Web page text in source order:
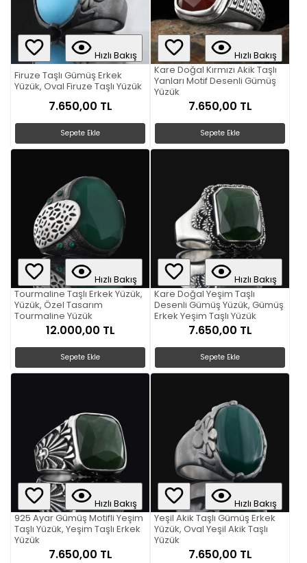
Hızlı Bakış
Firuze Taşlı Gümüş Erkek
Yüzük, Oval Firuze Taşlı Yüzük
7.650,00 TL
Sepete Ekle
Hızlı Bakış
Kare Doğal Kırmızı Akik Taşlı
Yanları Motif Desenli Gümüş
Yüzük
7.650,00 TL
Sepete Ekle
Hızlı Bakış
Tourmaline Taşlı Erkek Yüzük,
Yüzük, Özel Tasarım
Tourmaline Yüzük
12.000,00 TL
Sepete Ekle
Hızlı Bakış
Kare Doğal Yeşim Taşlı
Desenli Gümüş Yüzük, Gümüş
Erkek Yeşim Taşlı Yüzük
7.650,00 TL
Sepete Ekle
Hızlı Bakış
925 Ayar Gümüş Motifli Yeşim
Taşlı Yüzük, Yeşim Taşlı Erkek
Yüzük
7.650,00 TL
Hızlı Bakış
Yeşil Akik Taşlı Gümüş Erkek
Yüzük, Oval Yeşil Akik Taşlı
Yüzük
7.650,00 TL